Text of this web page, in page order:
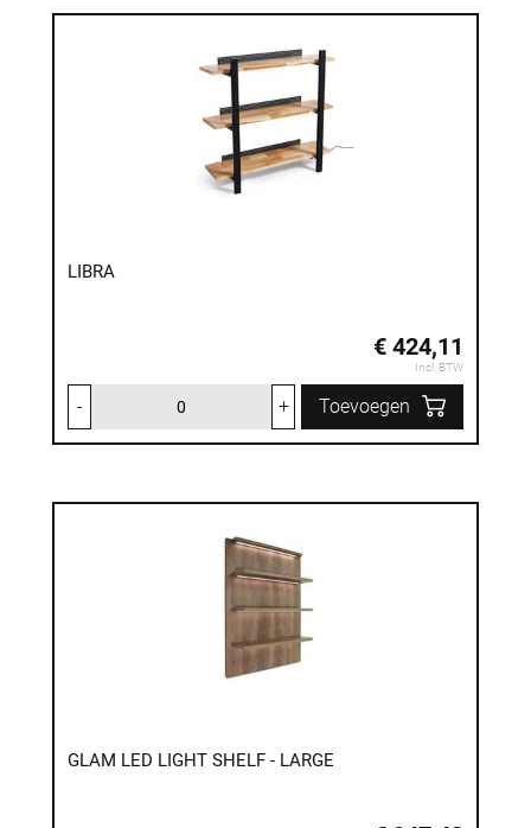
LIBRA
€ 424,11
Incl. BTW
- + Toevoegen
GLAM LED LIGHT SHELF - LARGE